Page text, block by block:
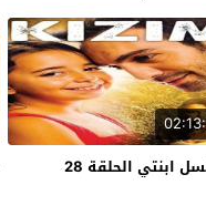
ابنتي الحلقة 28